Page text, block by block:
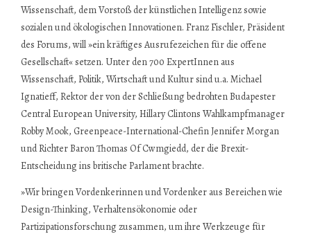
Wissenschaft, dem Vorstoß der künstlichen Intelligenz sowie
sozialen und ökologischen Innovationen. Franz Fischler, Präsident
des Forums, will »ein kräftiges Ausrufezeichen für die offene
Gesellschaft« setzen. Unter den 700 ExpertInnen aus
Wissenschaft, Politik, Wirtschaft und Kultur sind u.a. Michael
Ignatieff, Rektor der von der Schließung bedrohten Budapester
Central European University, Hillary Clintons Wahlkampfmanager
Robby Mook, Greenpeace-International-Chefin Jennifer Morgan
und Richter Baron Thomas Of Cwmgiedd, der die Brexit-
Entscheidung ins britische Parlament brachte.
»Wir bringen Vordenkerinnen und Vordenker aus Bereichen wie
Design-Thinking, Verhaltensökonomie oder
Partizipationsforschung zusammen, um ihre Werkzeuge für